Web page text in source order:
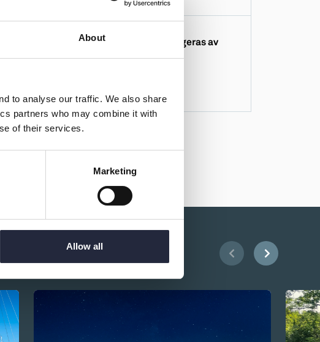
About
to analyse our traffic. We also share
partners who may combine it with
of their services.
Marketing
Allow all
Aktiviteten arrangeras av